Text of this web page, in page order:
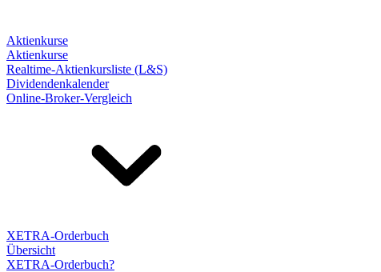
Aktienkurse
Aktienkurse
Realtime-Aktienkursliste (L&S)
Dividendenkalender
Online-Broker-Vergleich
XETRA-Orderbuch
Übersicht
XETRA-Orderbuch?